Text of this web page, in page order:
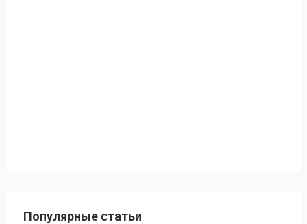
Популярные статьи